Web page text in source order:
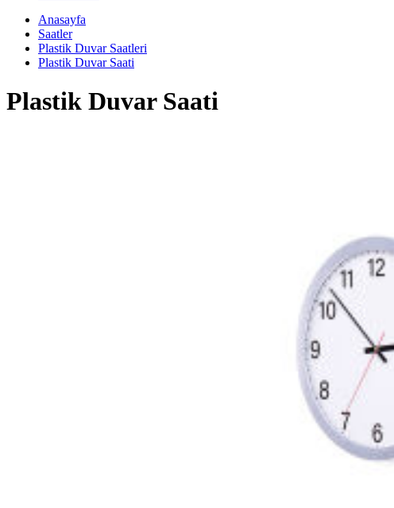
Anasayfa
Saatler
Plastik Duvar Saatleri
Plastik Duvar Saati
Plastik Duvar Saati